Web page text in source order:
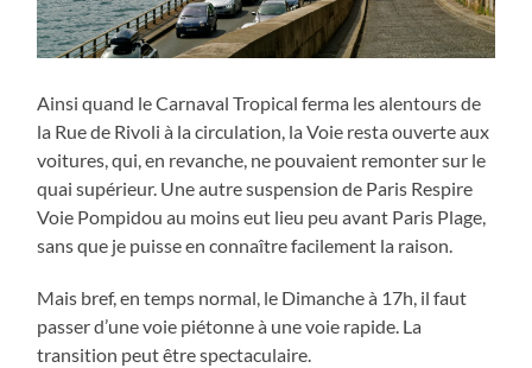
Ainsi quand le Carnaval Tropical ferma les alentours de
la Rue de Rivoli à la circulation, la Voie resta ouverte aux
voitures, qui, en revanche, ne pouvaient remonter sur le
quai supérieur. Une autre suspension de Paris Respire
Voie Pompidou au moins eut lieu peu avant Paris Plage,
sans que je puisse en connaître facilement la raison.
Mais bref, en temps normal, le Dimanche à 17h, il faut
passer d’une voie piétonne à une voie rapide. La
transition peut être spectaculaire.